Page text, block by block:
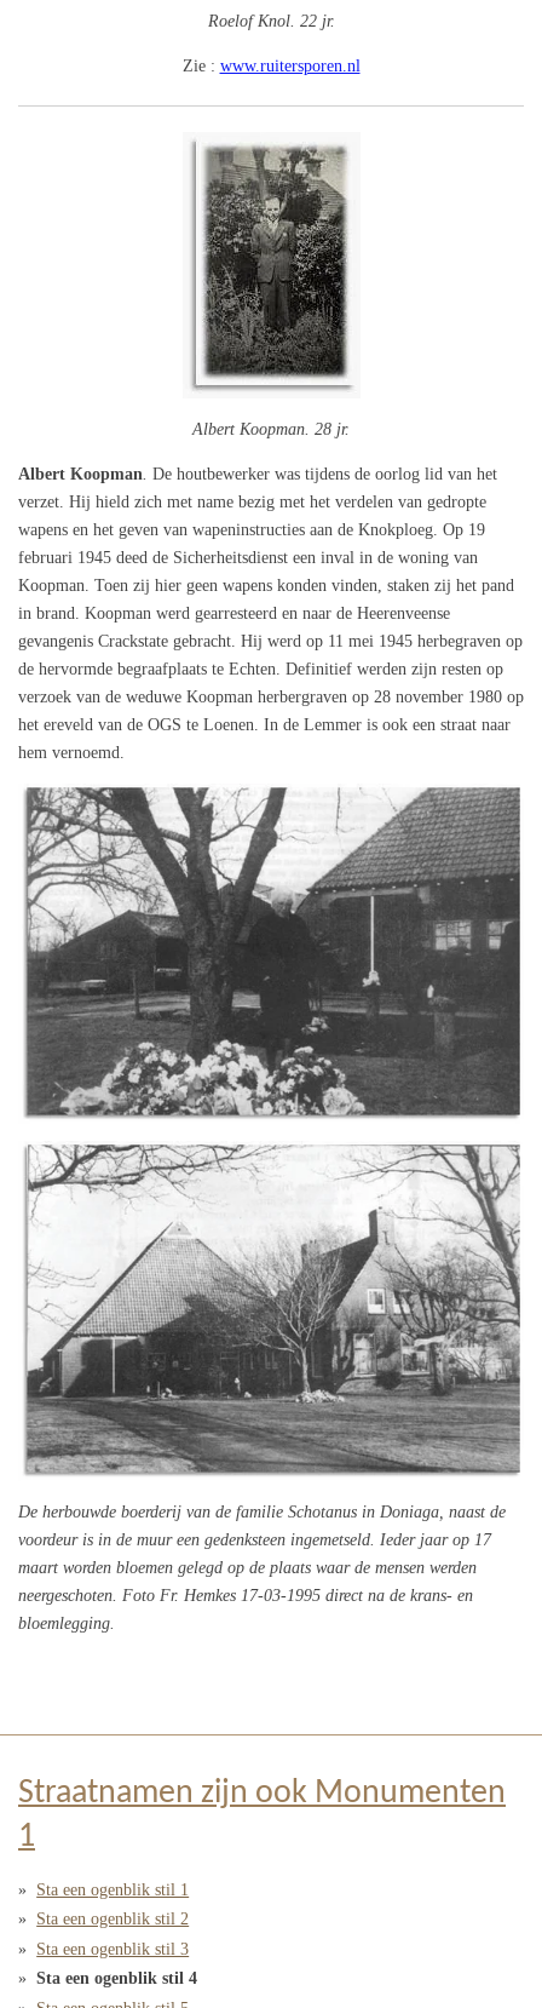
Roelof Knol. 22 jr.
Zie : www.ruitersporen.nl
Albert Koopman. 28 jr.
Albert Koopman De houtbewerker was tijdens de oorlog lid van het
verzet. Hij hield zich met name bezig met het verdelen van gedropte
wapens en het geven van wapeninstructies aan de Knokploeg. Op 19
februari 1945 deed de Sicherheitsdienst een inval in de woning van
Koopman. Toen zij hier geen wapens konden vinden, staken zij het pand
in brand. Koopman werd gearresteerd en naar de Heerenveense
gevangenis Crackstate gebracht. Hij werd op 11 mei 1945 herbegraven op
de hervormde begraafplaats te Echten. Definitief werden zijn resten op
verzoek van de weduwe Koopman herbergraven op 28 november 1980 op
het ereveld van de OGS te Loenen. In de Lemmer is ook een straat naar
hem vernoemd.
De herbouwde boerderij van de familie Schotanus in Doniaga, naast de
voordeur is in de muur een gedenksteen ingemetseld. Ieder jaar op 17
maart worden bloemen gelegd op de plaats waar de mensen werden
neergeschoten. Foto Fr. Hemkes 17-03-1995 direct na de krans- en
bloemlegging.
Straatnamen zijn ook Monumenten
1
Sta een ogenblik stil 1
Sta een ogenblik stil 2
Sta een ogenblik stil 3
Sta een ogenblik stil 4